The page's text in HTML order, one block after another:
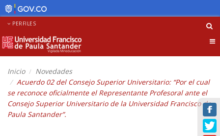
PERFILES
Inicio
Novedades
Acuerdo 02 del Consejo Superior Universitario: “Por el cual
se reconoce oficialmente el Representante Profesoral ante el
Consejo Superior Universitario de la Universidad Francisco de
Paula Santander”.